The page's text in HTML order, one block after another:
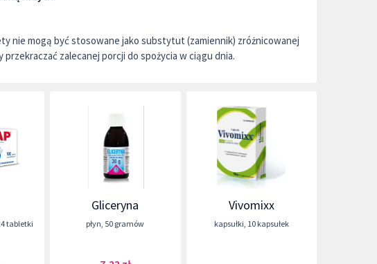
nie mogą być stosowane jako substytut (zamiennik) zróżnicowanej
przekraczać zalecanej porcji do spożycia w ciągu dnia.
tabletki
Gliceryna
płyn 50 gramów
Vivomixx
kapsułki 10 kapsułek